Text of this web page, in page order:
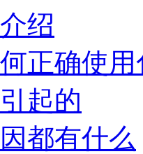
绍
正确使
起的
都有什么